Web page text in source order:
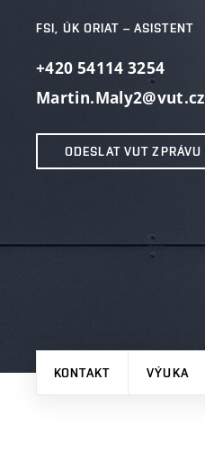
FSI, ÚK ORIAT – ASISTENT
+420 54114 3254
Martin.Maly2@vut.cz
ODESLAT VUT ZPRÁVU
KONTAKT VÝUKA